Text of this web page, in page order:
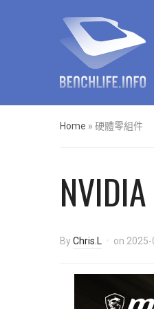
Home » 硬體零組件
ByChris.L on